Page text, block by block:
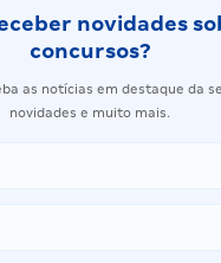
novidades
concursos?
as notícias em destaque da
novidades e muito mais.